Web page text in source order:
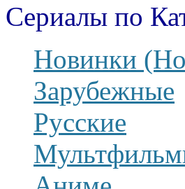
Сериалы по
Новинки
Зарубежные
Русские